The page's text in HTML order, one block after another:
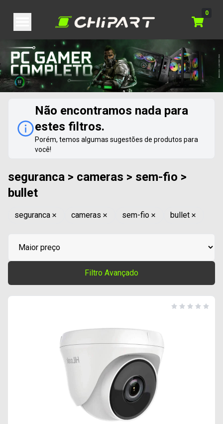
0
Não encontramos nada para
estes filtros.
Porém, temos algumas sugestões de produtos para
você!
seguranca > cameras > sem-fio >
bullet
seguranca cameras sem-fio bullet
Filtro Avançado